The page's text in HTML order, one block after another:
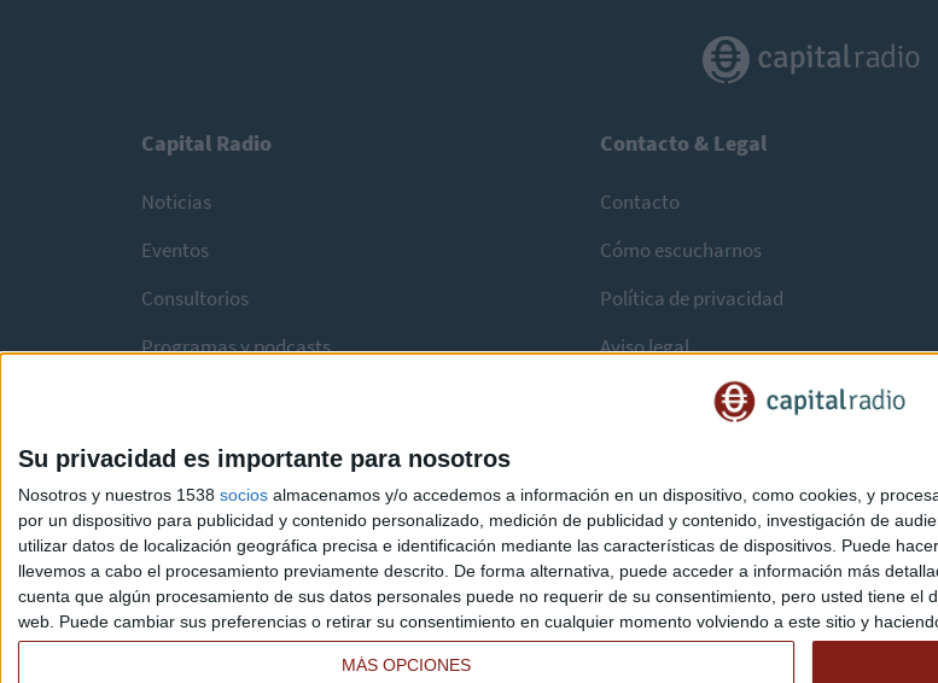
Su privacidad es importante para nosotros
Nosotros y nuestros 1538 socios almacenamos y/o accedemos a información en un dispositivo, como cookies, y
por un dispositivo para publicidad y contenido personalizado, medición de publicidad y contenido, investigación de
utilizar datos de localización geográfica precisa e identificación mediante las características de dispositivos. Puede
llevemos a cabo el procesamiento previamente descrito. De forma alternativa, puede acceder a información más
cuenta que algún procesamiento de sus datos personales puede no requerir de su consentimiento, pero usted tiene
web. Puede cambiar sus preferencias o retirar su consentimiento en cualquier momento volviendo a este sitio y
MÁS OPCIONES
Capital Radio
Noticias
Eventos
Consultorios
Programas y podcasts
Contacto & Legal
Contacto
Cómo escucharnos
Política de privacidad
Aviso legal